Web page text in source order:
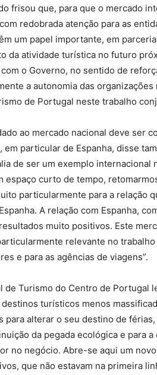
frisou que, para que o mercado
redobrada atenção para as
um papel importante, em
da atividade turística no futuro
o Governo, no sentido de
a autonomia das
de Portugal neste trabalho
ao mercado nacional deve ser
particular de Espanha, disse
de ser um exemplo internacional
espaço curto de tempo,
particularmente para a relação
A relação com Espanha,
muito positivos. Este
relevante no
e para as agências de viagens”.
de Turismo do Centro de Portugal
turísticos menos
alterar o seu destino de
da pegada ecológica e para a
no negócio. Abre-se aqui um
que não estavam na primeira